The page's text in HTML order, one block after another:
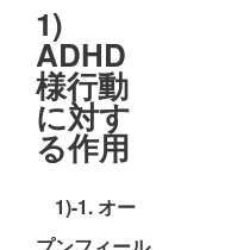
1)
ADHD
様行動
に対す
る作用
1)-1. オー